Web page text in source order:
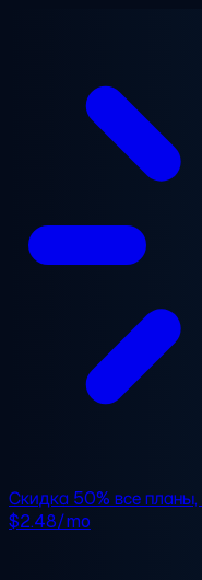
Перейти к основному
Скидка 50% все
$2.48/mo